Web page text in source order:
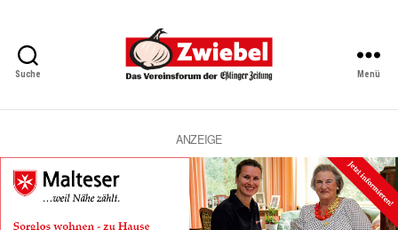
Suche
Vereinsforum
Eßlinger
Zeitung
Menü
ANZEIGE